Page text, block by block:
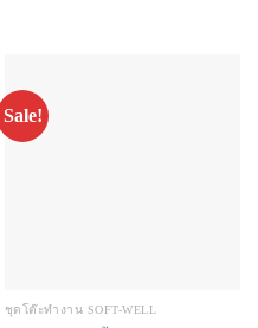
Sale!
ชุดโต๊ะทำงาน SOFT-WELL